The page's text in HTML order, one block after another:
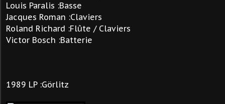
Louis Paralis :Basse
Jacques Roman :Claviers
Roland Richard :Flûte / Claviers
Victor Bosch :Batterie
1989 LP :Görlitz